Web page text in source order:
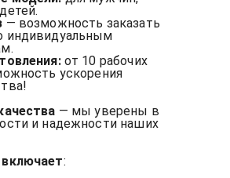
— возможность заказать
индивидуальным
от 10 рабочих
ускорения
— мы уверены в
и надежности наших
: